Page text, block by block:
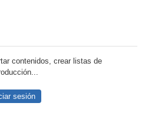
contenidos, crear listas de
sesión